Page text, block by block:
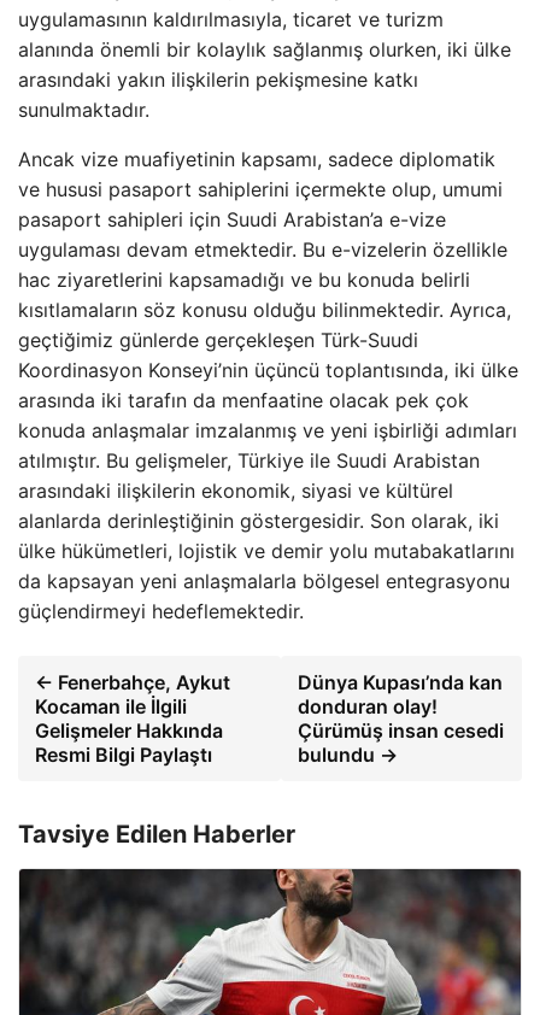
uygulamasının kaldırılmasıyla, ticaret ve turizm
alanında önemli bir kolaylık sağlanmış olurken, iki ülke
arasındaki yakın ilişkilerin pekişmesine katkı
sunulmaktadır.
Ancak vize muafiyetinin kapsamı, sadece diplomatik
ve hususi pasaport sahiplerini içermekte olup, umumi
pasaport sahipleri için Suudi Arabistan’a e-vize
uygulaması devam etmektedir. Bu e-vizelerin özellikle
hac ziyaretlerini kapsamadığı ve bu konuda belirli
kısıtlamaların söz konusu olduğu bilinmektedir. Ayrıca,
geçtiğimiz günlerde gerçekleşen Türk-Suudi
Koordinasyon Konseyi’nin üçüncü toplantısında, iki ülke
arasında iki tarafın da menfaatine olacak pek çok
konuda anlaşmalar imzalanmış ve yeni işbirliği adımları
atılmıştır. Bu gelişmeler, Türkiye ile Suudi Arabistan
arasındaki ilişkilerin ekonomik, siyasi ve kültürel
alanlarda derinleştiğinin göstergesidir. Son olarak, iki
ülke hükümetleri, lojistik ve demir yolu mutabakatlarını
da kapsayan yeni anlaşmalarla bölgesel entegrasyonu
güçlendirmeyi hedeflemektedir.
← Fenerbahçe, Aykut
Kocaman ile İlgili
Gelişmeler Hakkında
Resmi Bilgi Paylaştı
Dünya Kupası’nda kan
donduran olay!
Çürümüş insan cesedi
bulundu →
Tavsiye Edilen Haberler